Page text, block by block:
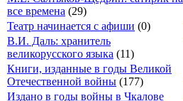
все времена (29)
Театр начинается с афиши (0)
В.И. Даль: хранитель
великорусского языка (11)
Книги, изданные в годы Великой
Отечественной войны (177)
Издано в годы войны в Чкалове